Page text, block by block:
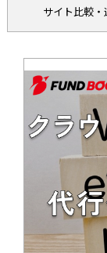
サイト比較・